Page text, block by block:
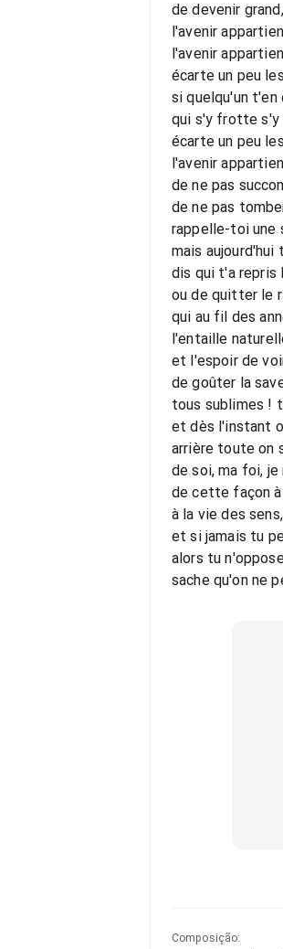
de devenir
l'avenir
l'avenir
écarte un peu
si quelqu'un t'en
qui s'y frotte s'y
écarte un peu
l'avenir
de ne pas
de ne pas
rappelle-toi une
mais
dis qui t'a repris
ou de quitter le
qui au fil des
l'entaille
et l'espoir de
de goûter la
tous sublimes !
et dès l'instant
arrière toute on
de soi, ma foi, je
de cette façon
à la vie des
et si jamais tu
alors tu
sache qu'on ne
Composição: